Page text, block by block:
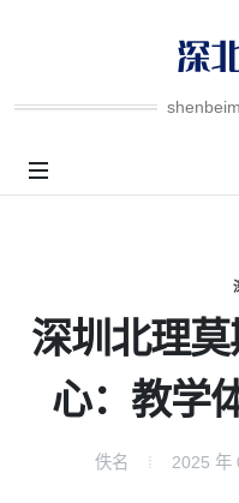
深圳北理
心：教学
佚名 2025 年